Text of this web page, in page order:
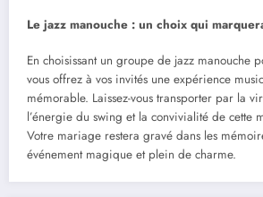
Le jazz manouche : un choix qui
En choisissant un groupe de jazz manouche
vous offrez à vos invités une expérience
mémorable. Laissez-vous transporter par la
l’énergie du swing et la convivialité de cette
Votre mariage restera gravé dans les
événement magique et plein de charme.